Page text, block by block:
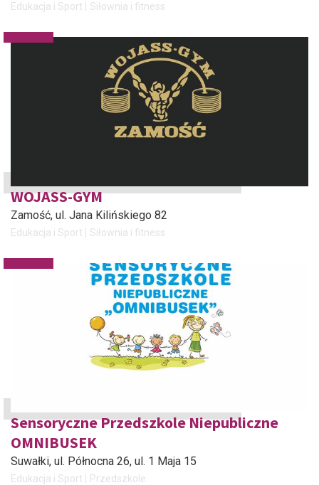
Edukacja i Sport Siłownia i fitness
WOJASS-GYM
Zamość, ul. Jana Kilińskiego 82
Edukacja i Sport Siłownia i fitness
Sensoryczne Przedszkole Niepubliczne
OMNIBUSEK
Suwałki, ul. Północna 26, ul. 1 Maja 15
Edukacja i Sport Przedszkole